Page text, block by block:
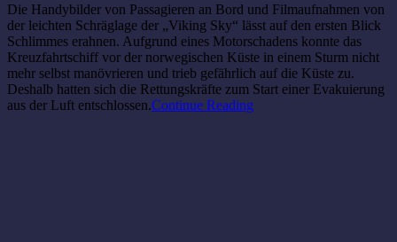
Die Handybilder von Passagieren an Bord und Filmaufnahmen von
der leichten Schräglage der „Viking Sky“ lässt auf den ersten Blick
Schlimmes erahnen. Aufgrund eines Motorschadens konnte das
Kreuzfahrtschiff vor der norwegischen Küste in einem Sturm nicht
mehr selbst manövrieren und trieb gefährlich auf die Küste zu.
Deshalb hatten sich die Rettungskräfte zum Start einer Evakuierung
aus der Luft entschlossen.Continue Reading